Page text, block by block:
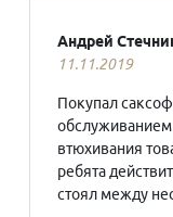
Андрей
11.11.2019
Покупал
обслуживанием
втюхивания
ребята
стоял между